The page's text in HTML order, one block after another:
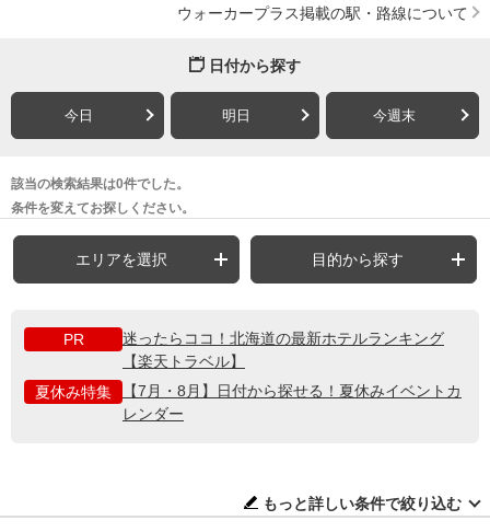
ウォーカープラス掲載の駅・路線について
日付から探す
今日 明日 今週末
該当の検索結果は0件でした。
条件を変えてお探しください。
エリアを選択 目的から探す
PR
迷ったらココ！北海道の最新ホテルランキング
【楽天トラベル】
夏休み特集
【7月・8月】日付から探せる！夏休みイベントカ
レンダー
もっと詳しい条件で絞り込む